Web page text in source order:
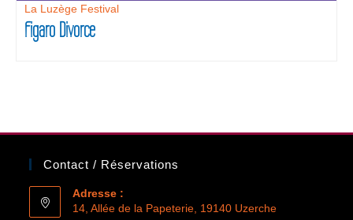
La Luzège Festival
Figaro Divorce
Contact / Réservations
Adresse :
14, Allée de la Papeterie, 19140 Uzerche